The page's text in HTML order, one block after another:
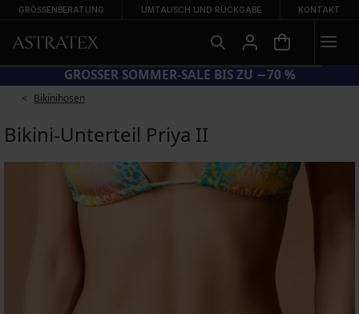
GRÖSSENBERATUNG UMTAUSCH UND RÜCKGABE KONTAKT
GROSSER SOMMER-SALE BIS ZU −70 %
Bikinihosen
Bikini-Unterteil Priya II